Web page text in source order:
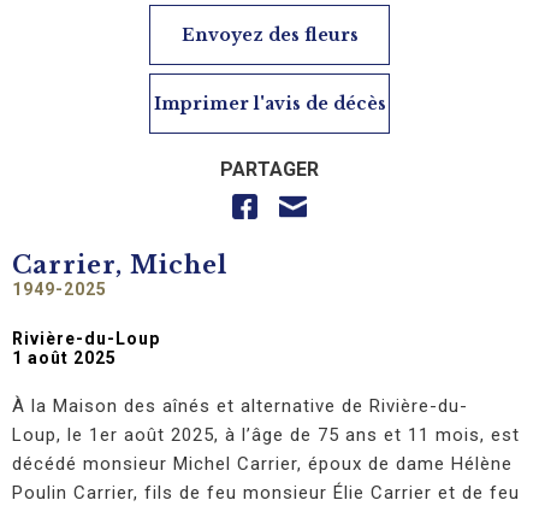
Envoyez des fleurs
Imprimer l'avis de décès
PARTAGER
Carrier, Michel
1949-2025
Rivière-du-Loup
1 août 2025
À la Maison des aînés et alternative de Rivière-du-
Loup, le 1er août 2025, à l’âge de 75 ans et 11 mois, est
décédé monsieur Michel Carrier, époux de dame Hélène
Poulin Carrier, fils de feu monsieur Élie Carrier et de feu